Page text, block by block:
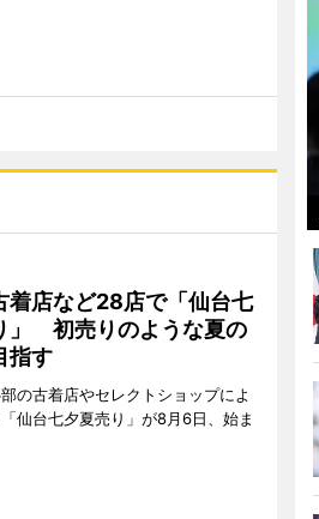
着店など28店で「仙台七
」 初売りのような夏の
指す
の古着店やセレクトショップによ
仙台七夕夏売り」が8月6日、始ま